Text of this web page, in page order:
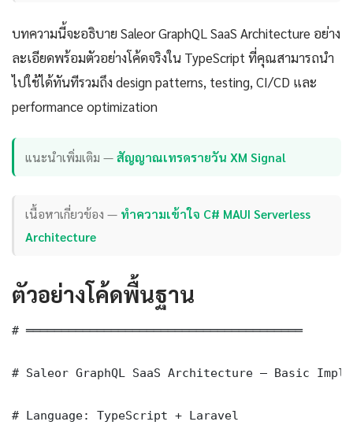
บทความนี้จะอธิบาย Saleor GraphQL SaaS Architecture อย่าง
ละเอียดพร้อมตัวอย่างโค้ดจริงใน TypeScript ที่คุณสามารถนำ
ไปใช้ได้ทันทีรวมถึง design patterns, testing, CI/CD และ
performance optimization
แนะนำเพิ่มเติม —สัญญาณเทรดรายวัน XM Signal
เนื้อหาเกี่ยวข้อง — ทำความเข้าใจ C# MAUI Serverless
Architecture
ตัวอย่างโค้ดพื้นฐาน
# ═══════════════════════════════════════
# Saleor GraphQL SaaS Architecture — Basic
# Language: TypeScript + Laravel